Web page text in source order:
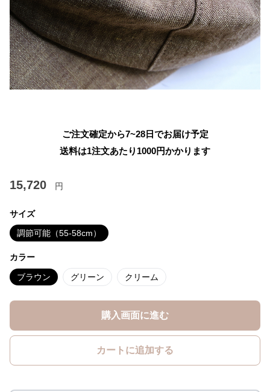
ご注文確定から7~28日でお届け予定
送料は1注文あたり 1000円かかります
15,720 円
サイズ
調節可能（55-58cm）
カラー
ブラウン グリーン クリーム
購入画面に進む
カートに追加する